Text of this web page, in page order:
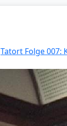
Tatort Folge 007: